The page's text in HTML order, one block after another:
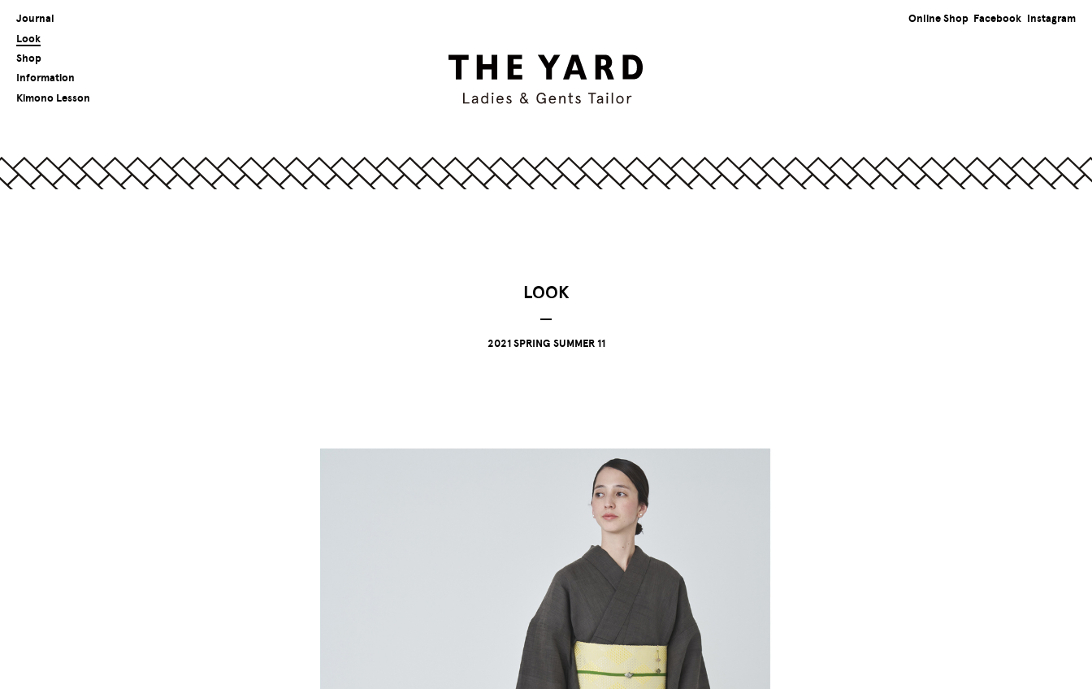
Journal
Look
Shop
Information
Kimono Lesson
Online Shop Facebook Instagram
LOOK
2021 SPRING SUMMER 11